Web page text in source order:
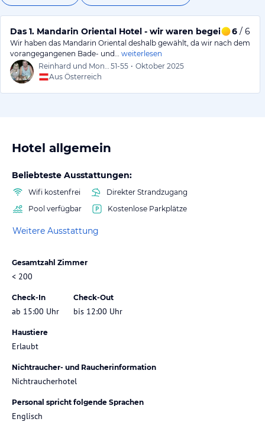
Das 1. Mandarin Oriental Hotel - wir waren begeistert
6 / 6
Wir haben das Mandarin Oriental deshalb gewählt, da wir nach dem
vorangegangenen Bade- und…
weiterlesen
51-55 • Oktober 2025
Aus Österreich
Hotel allgemein
Beliebteste Ausstattungen:
Wifi kostenfrei
Direkter Strandzugang
Pool verfügbar
Kostenlose Parkplätze
Weitere Ausstattung
Gesamtzahl Zimmer
< 200
Check-In
ab 15:00 Uhr
Check-Out
bis 12:00 Uhr
Haustiere
Erlaubt
Nichtraucher- und Raucherinformation
Nichtraucherhotel
Personal spricht folgende Sprachen
Englisch